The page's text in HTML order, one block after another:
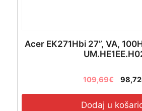
Acer EK271Hbi 27”, VA,
109,69€ 98,72
Dodaj u